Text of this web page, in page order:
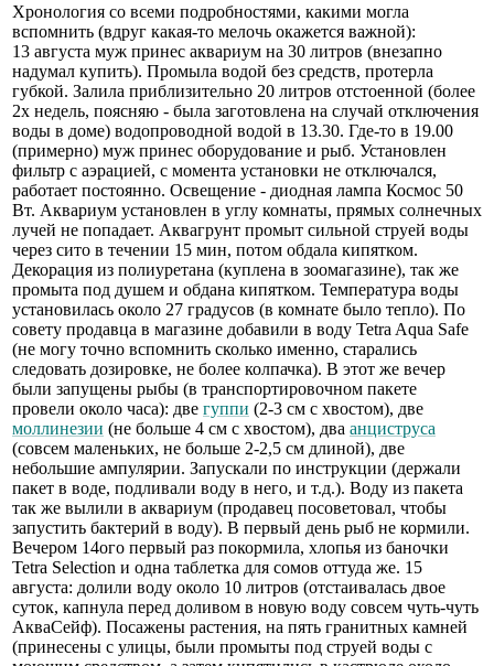
Хронология со всеми подробностями, какими могла
вспомнить (вдруг какая-то мелочь окажется важной):
13 августа муж принес аквариум на 30 литров (внезапно
надумал купить). Промыла водой без средств, протерла
губкой. Залила приблизительно 20 литров отстоенной (более
2х недель, поясняю - была заготовлена на случай отключения
воды в доме) водопроводной водой в 13.30. Где-то в 19.00
(примерно) муж принес оборудование и рыб. Установлен
фильтр с аэрацией, с момента установки не отключался,
работает постоянно. Освещение - диодная лампа Космос 50
Вт. Аквариум установлен в углу комнаты, прямых солнечных
лучей не попадает. Аквагрунт промыт сильной струей воды
через сито в течении 15 мин, потом обдала кипятком.
Декорация из полиуретана (куплена в зоомагазине), так же
промыта под душем и обдана кипятком. Температура воды
установилась около 27 градусов (в комнате было тепло). По
совету продавца в магазине добавили в воду Tetra Aqua Safe
(не могу точно вспомнить сколько именно, старались
следовать дозировке, не более колпачка). В этот же вечер
были запущены рыбы (в транспортировочном пакете
провели около часа): две гуппи (2-3 см с хвостом), две
моллинезии (не больше 4 см с хвостом), два анциструса
(совсем маленьких, не больше 2-2,5 см длиной), две
небольшие ампулярии. Запускали по инструкции (держали
пакет в воде, подливали воду в него, и т.д.). Воду из пакета
так же вылили в аквариум (продавец посоветовал, чтобы
запустить бактерий в воду). В первый день рыб не кормили.
Вечером 14ого первый раз покормила, хлопья из баночки
Tetra Selection и одна таблетка для сомов оттуда же. 15
августа: долили воду около 10 литров (отстаивалась двое
суток, капнула перед доливом в новую воду совсем чуть-чуть
АкваСейф). Посажены растения, на пять гранитных камней
(принесены с улицы, были промыты под струей воды с